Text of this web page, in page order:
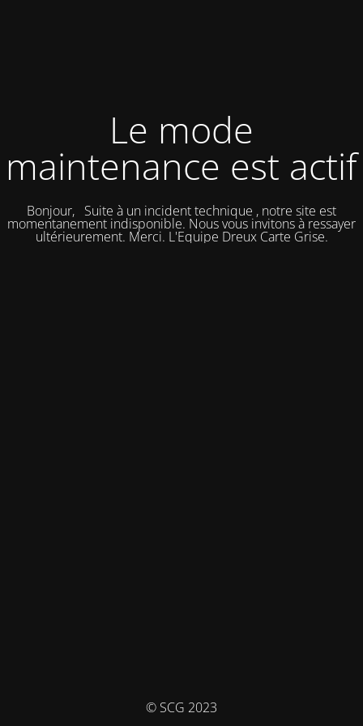
Le mode
maintenance est actif
Bonjour, Suite à un incident technique , notre site est
momentanement indisponible. Nous vous invitons à ressayer
ultérieurement. Merci. L'Equipe Dreux Carte Grise.
© SCG 2023